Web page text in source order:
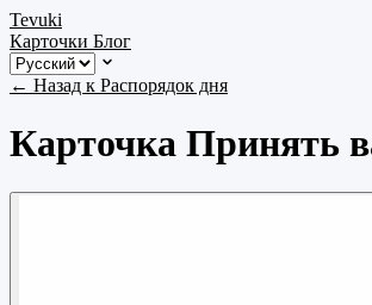
Tevuki
Карточки Блог
← Назад к Распорядок дня
Карточка Принять